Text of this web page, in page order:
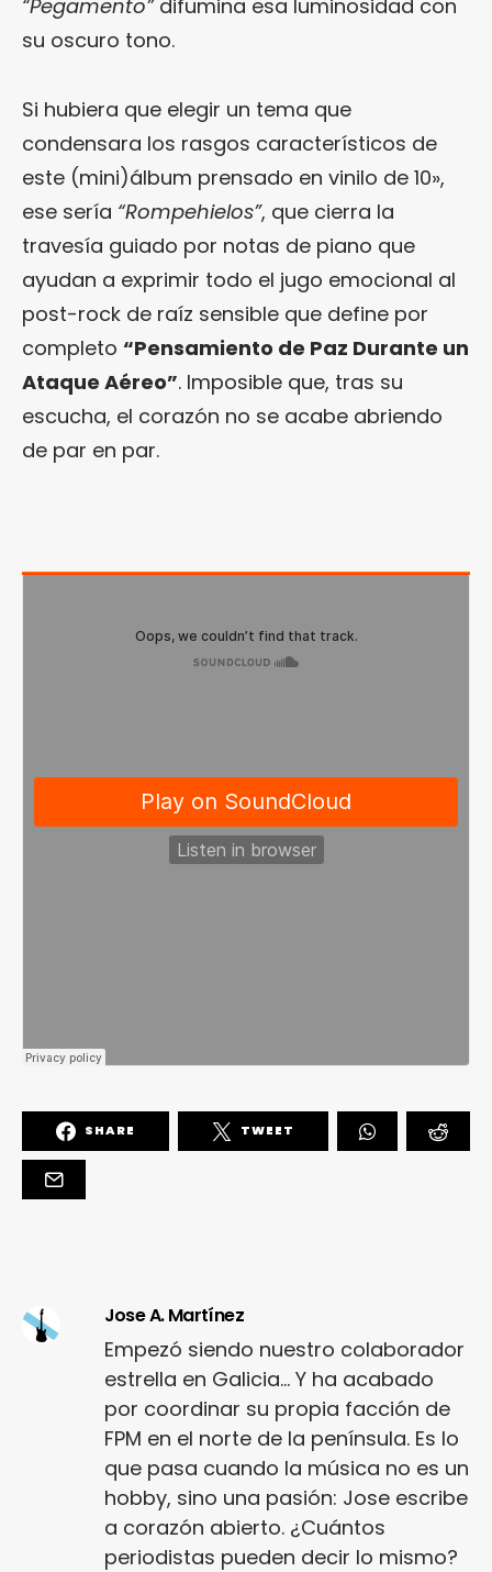
“Pegamento”difumina esa luminosidad con
su oscuro tono.
Si hubiera que elegir un tema que
condensara los rasgos característicos de
este (mini)álbum prensado en vinilo de 10»,
ese sería “Rompehielos”, que cierra la
travesía guiado por notas de piano que
ayudan a exprimir todo el jugo emocional al
post-rock de raíz sensible que define por
completo “Pensamiento de Paz Durante un
Ataque Aéreo”. Imposible que, tras su
escucha, el corazón no se acabe abriendo
de par en par.
SHARE TWEET
Jose A. Martínez
Empezó siendo nuestro colaborador
estrella en Galicia... Y ha acabado
por coordinar su propia facción de
FPM en el norte de la península. Es lo
que pasa cuando la música no es un
hobby, sino una pasión: Jose escribe
a corazón abierto. ¿Cuántos
periodistas pueden decir lo mismo?